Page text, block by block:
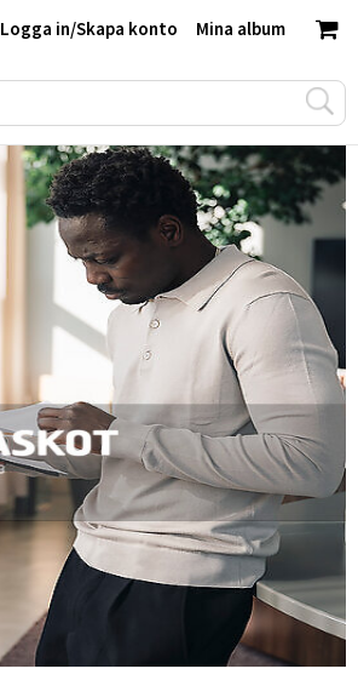
Mina album
Logga in/Skapa konto